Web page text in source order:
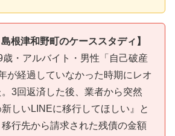
根津和野町のケーススタディ】
・アルバイト・男性「自己破産
が経過していなかった時期にレオ
3回返済した後、業者から突然
新しいLINEに移行してほしい』と
行先から請求された残債の金額